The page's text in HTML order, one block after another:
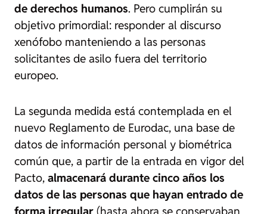
de derechos humanos. Pero cumplirán su
objetivo primordial: responder al discurso
xenófobo manteniendo a las personas
solicitantes de asilo fuera del territorio
europeo.
La segunda medida está contemplada en el
nuevo Reglamento de Eurodac, una base de
datos de información personal y biométrica
común que, a partir de la entrada en vigor del
Pacto, almacenará durante cinco años los
datos de las personas que hayan entrado de
forma irregular (hasta ahora se conservaban